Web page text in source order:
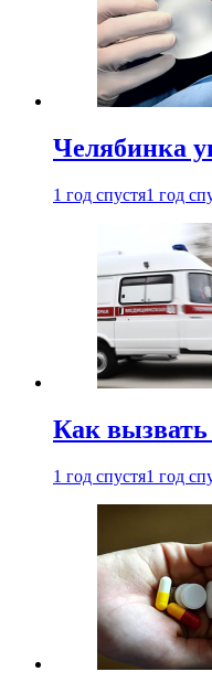
Челябинка
1 год спустя1 год
Как вызвать
1 год спустя1 год